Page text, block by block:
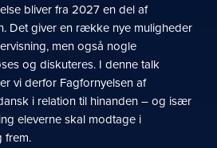
bliver fra 2027 en del af
Det giver en række nye muligheder
men også nogle
og diskuteres. I denne talk
vi derfor Fagfornyelsen af
i relation til hinanden – og især
eleverne skal modtage i
frem.